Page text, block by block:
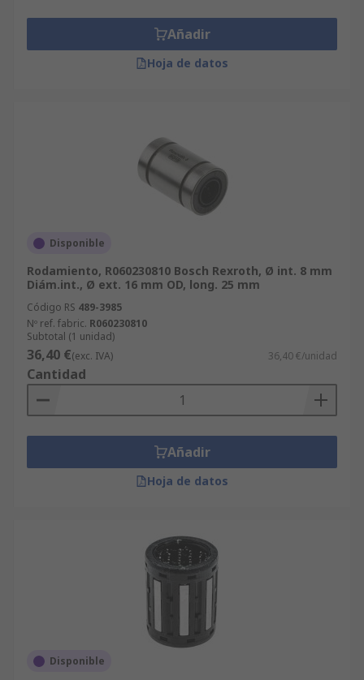
Añadir
Hoja de datos
Disponible
Rodamiento, R060230810 Bosch Rexroth, Ø int. 8 mm
Diám.int., Ø ext. 16 mm OD, long. 25 mm
Código RS 489-3985
Nº ref. fabric. R060230810
Subtotal (1 unidad)
36,40 €(exc. IVA) 36,40 €/unidad
Cantidad
Añadir
Hoja de datos
Disponible